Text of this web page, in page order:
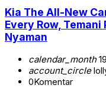
Kia The All-New
Every Row,
Nyaman
calendar_month
account_circle
0Komentar